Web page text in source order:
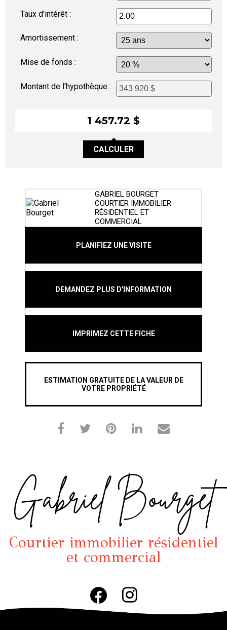
Taux d'intérêt :
Amortissement :
Mise de fonds :
Montant de l'hypothèque :
1 457.72 $
CALCULER
GABRIEL BOURGET
COURTIER IMMOBILIER
RÉSIDENTIEL ET
COMMERCIAL
PLANIFIEZ UNE VISITE
DEMANDEZ PLUS D'INFORMATION
IMPRIMEZ CETTE FICHE
ESTIMATION GRATUITE DE LA VALEUR DE
VOTRE PROPRIÉTÉ
Gabriel Bourget
Courtier immobilier résidentiel
et commercial